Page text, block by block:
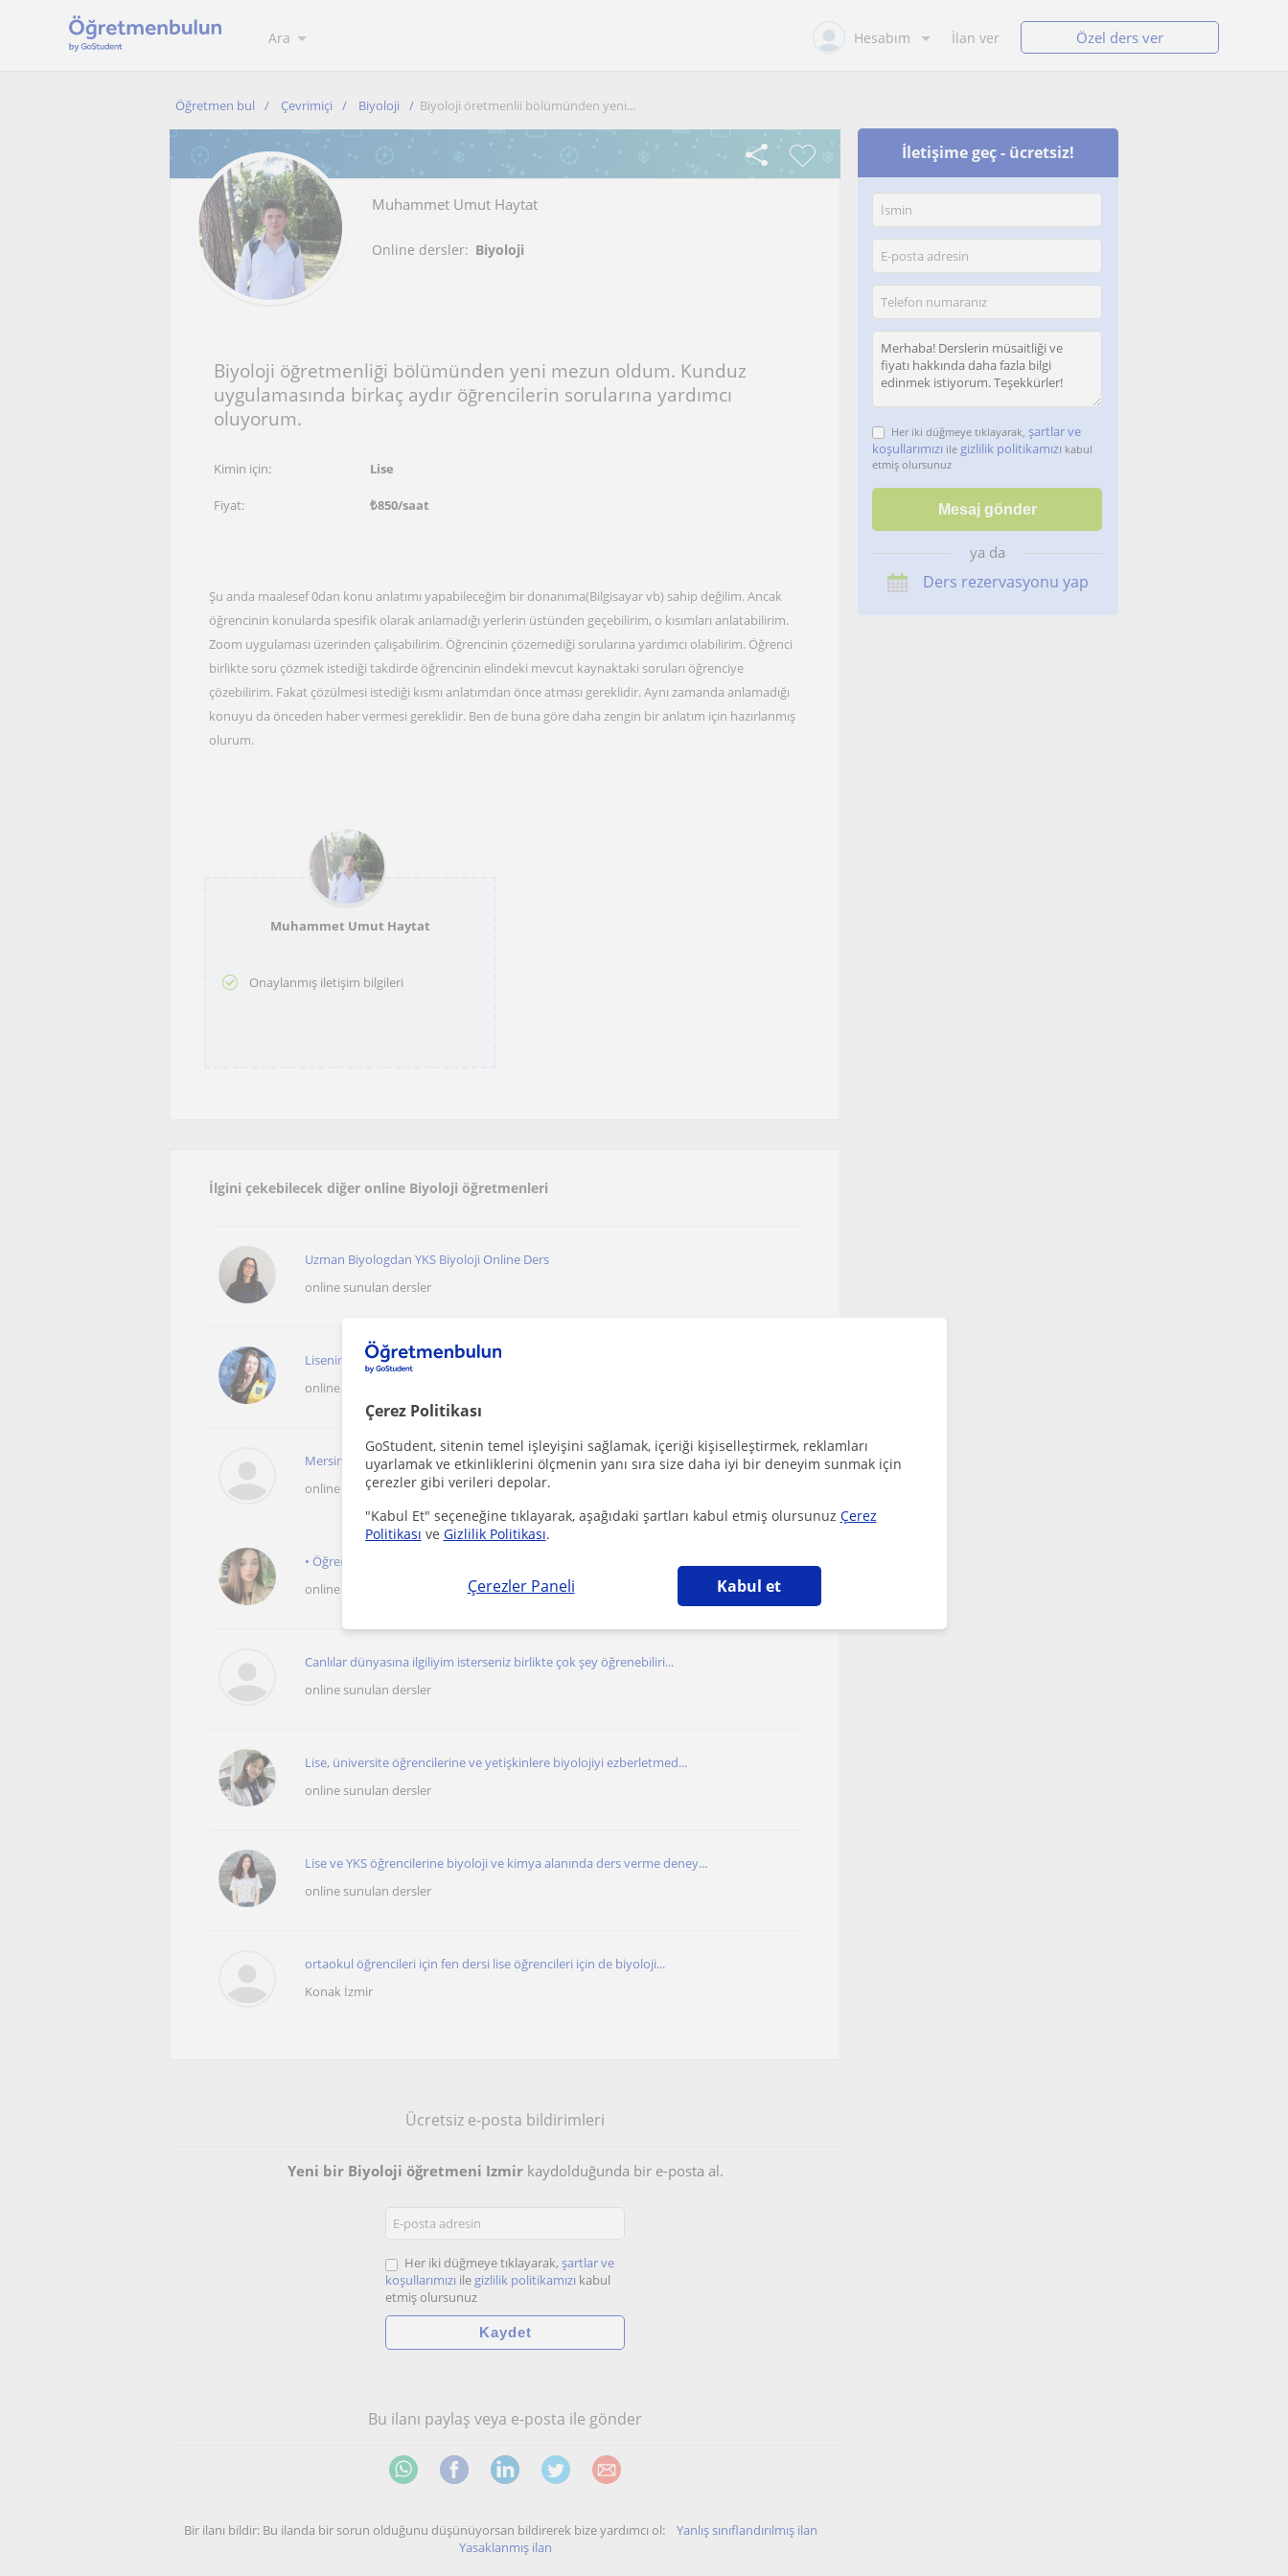
Çerez Politikası
GoStudent, sitenin temel işleyişini sağlamak, içeriği kişiselleştirmek, reklamları
uyarlamak ve etkinliklerini ölçmenin yanı sıra size daha iyi bir deneyim sunmak için
çerezler gibi verileri depolar.
"Kabul Et" seçeneğine tıklayarak, aşağıdaki şartları kabul etmiş olursunuz Çerez
Politikası ve Gizlilik Politikası.
Çerezler Paneli Kabul et
Ara Hesabım İlan ver Özel ders ver
Öğretmen bul Çevrimiçi Biyoloji Biyoloji öretmenlii bölümünden yeni...
Muhammet Umut Haytat
Online dersler: Biyoloji
Biyoloji öğretmenliği bölümünden yeni mezun oldum. Kunduz
uygulamasında birkaç aydır öğrencilerin sorularına yardımcı
oluyorum.
Kimin için: Lise
Fiyat: ₺850/saat
Şu anda maalesef 0dan konu anlatımı yapabileceğim bir donanıma(Bilgisayar vb) sahip değilim. Ancak
öğrencinin konularda spesifik olarak anlamadığı yerlerin üstünden geçebilirim, o kısımları anlatabilirim.
Zoom uygulaması üzerinden çalışabilirim. Öğrencinin çözemediği sorularına yardımcı olabilirim. Öğrenci
birlikte soru çözmek istediği takdirde öğrencinin elindeki mevcut kaynaktaki soruları öğrenciye
çözebilirim. Fakat çözülmesi istediği kısmı anlatımdan önce atması gereklidir. Aynı zamanda anlamadığı
konuyu da önceden haber vermesi gereklidir. Ben de buna göre daha zengin bir anlatım için hazırlanmış
olurum.
Muhammet Umut Haytat
Onaylanmış iletişim bilgileri
İlgini çekebilecek diğer online Biyoloji öğretmenleri
Uzman Biyologdan YKS Biyoloji Online Ders
online sunulan dersler
Lisenin bütün sınıf seviyelerinden öğrencilere ihtiyaca göre yazılı s...
online sunulan dersler
Mersin' de yaşıyorum. Biyoloji bölümünü bitirdim ve Biyolojiyi başta ...
online sunulan dersler
• Öğrenci seviyesine uygun, anlaşılır biyoloji dersleri anlatıyorum
online sunulan dersler
Canlılar dünyasına ilgiliyim isterseniz birlikte çok şey öğrenebiliri...
online sunulan dersler
Lise, üniversite öğrencilerine ve yetişkinlere biyolojiyi ezberletmed...
online sunulan dersler
Lise ve YKS öğrencilerine biyoloji ve kimya alanında ders verme deney...
online sunulan dersler
ortaokul öğrencileri için fen dersi lise öğrencileri için de biyoloji...
Konak İzmir
Ücretsiz e-posta bildirimleri
Yeni bir Biyoloji öğretmeni Izmirkaydolduğunda bir e-posta al.
Her iki düğmeye tıklayarak, şartlar ve
koşullarımızı ile gizlilik politikamızı kabul
etmiş olursunuz
Bu ilanı paylaş veya e-posta ile gönder
Bir ilanı bildir: Bu ilanda bir sorun olduğunu düşünüyorsan bildirerek bize yardımcı ol: Yanlış sınıflandırılmış ilan
Yasaklanmış ilan
İletişime geç - ücretsiz!
Her iki düğmeye tıklayarak, şartlar ve
koşullarımızı ile gizlilik politikamızı kabul
etmiş olursunuz
ya da
Ders rezervasyonu yap